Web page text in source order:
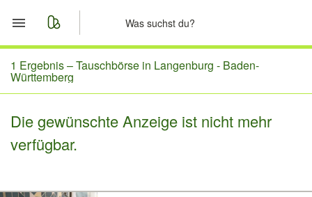
Start
Merkliste
Nachrichten
1 Ergebnis –Tauschbörse in Langenburg - Baden-
Württemberg
Die gewünschte Anzeige ist nicht mehr
verfügbar.